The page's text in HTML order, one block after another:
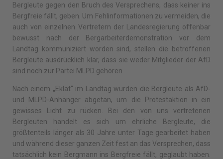
Bergleute gegen den Bruch des Versprechens, dass keiner ins
Bergfreie fällt, geben. Um Fehlinformationen zu vermeiden, die
auch von einzelnen Vertretern der Landesregierung offenbar
bewusst nach der Bergarbeiterdemonstration vor dem
Landtag kommuniziert worden sind, stellen die betroffenen
Bergleute ausdrücklich klar, dass sie weder Mitglieder der AfD
sind noch zur Partei MLPD gehören.
Nach einem „Eklat“ im Landtag wurden die Bergleute als AfD-
und MLPD-Anhänger abgetan, um die Protestaktion in ein
gewisses Licht zu rücken. Bei den von uns vertretenen
Bergleuten handelt es sich um ehrliche Bergleute, die
größtenteils länger als 30 Jahre unter Tage gearbeitet haben
und während dieser ganzen Zeit fest an das Versprechen, dass
tatsächlich kein Bergmann ins Bergfreie fällt, geglaubt haben.